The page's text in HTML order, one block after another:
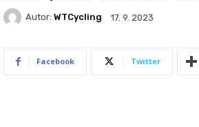
Autor: WTCycling 17. 9. 2023
Facebook Twitter